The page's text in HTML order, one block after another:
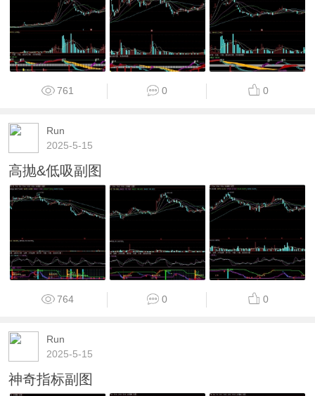
761 0 0
Run
2025-5-15
高抛&低吸副图
764 0 0
Run
2025-5-15
神奇指标副图